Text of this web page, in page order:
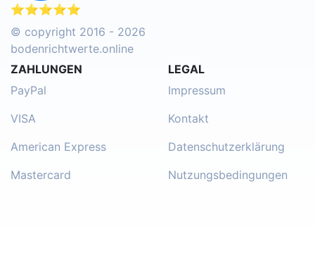
⭐⭐⭐⭐⭐
© copyright 2016 - 2026
bodenrichtwerte.online
ZAHLUNGEN
PayPal
VISA
American Express
Mastercard
LEGAL
Impressum
Kontakt
Datenschutzerklärung
Nutzungsbedingungen